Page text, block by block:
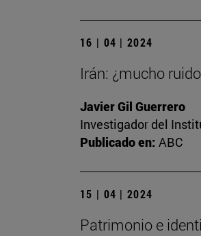
16 | 04 | 2024
Irán: ¿mucho
Javier Gil Guerrero
Investigador del
Publicado en: ABC
15 | 04 | 2024
Patrimonio e